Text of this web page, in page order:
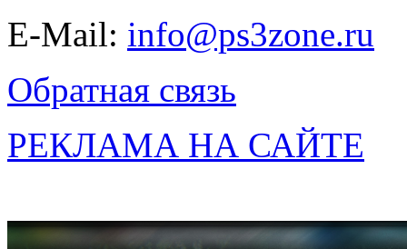
E-Mail: info@ps3zone.ru
Обратная связь
РЕКЛАМА НА САЙТЕ